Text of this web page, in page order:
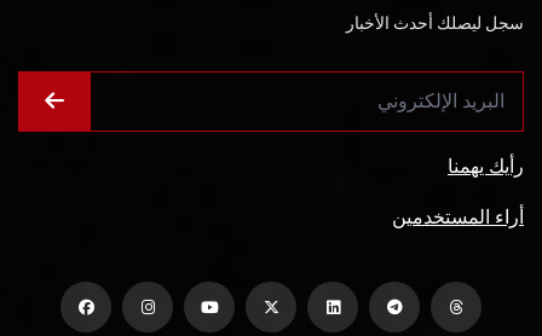
سجل ليصلك أحدث الأخبار
رأيك يهمنا
أراء المستخدمين